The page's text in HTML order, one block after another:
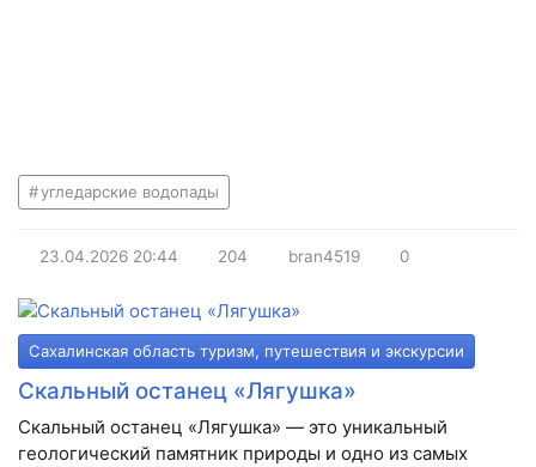
угледарские водопады
23.04.2026 20:44 204 bran4519 0
Сахалинская область туризм, путешествия и экскурсии
Скальный останец «Лягушка»
Скальный останец «Лягушка» — это уникальный
геологический памятник природы и одно из самых